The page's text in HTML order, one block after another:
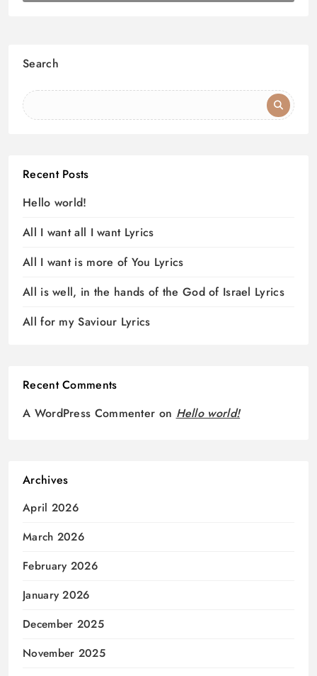
Search
Recent Posts
Hello world!
All I want all I want Lyrics
All I want is more of You Lyrics
All is well, in the hands of the God of Israel Lyrics
All for my Saviour Lyrics
Recent Comments
A WordPress Commenter on Hello world!
Archives
April 2026
March 2026
February 2026
January 2026
December 2025
November 2025